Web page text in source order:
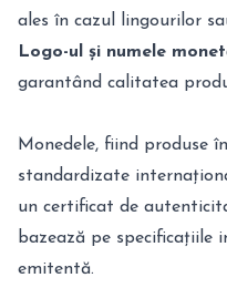
ales în cazul lingourilor
Logo-ul și numele
garantând calitatea
Monedele, fiind produse
standardizate
un certificat de
bazează pe specificațiile
emitentă.